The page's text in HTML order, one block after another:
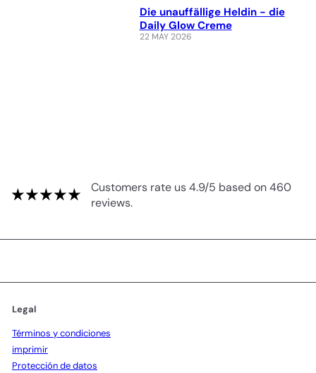
Die unauffällige Heldin - die
Daily Glow Creme
22 MAY 2026
Customers rate us 4.9/5 based on 460
reviews.
Legal
Términos y condiciones
imprimir
Protección de datos